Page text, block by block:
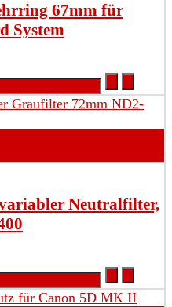
67mm für
System
Neutralfilter,